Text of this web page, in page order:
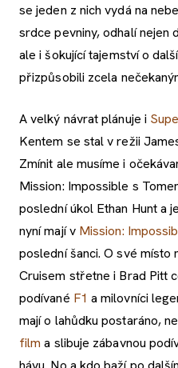
se jeden z nich vydá na
srdce pevniny, odhalí nejen
ale i šokující tajemství o
přizpůsobili zcela
A velký návrat plánuje i
Kentem se stal v režii
Zmínit ale musíme i
Mission: Impossible s
poslední úkol Ethan Hunt a
nyní mají v Mission:
poslední šanci. O své místo
Cruisem střetne i Brad Pitt
podívané F1 a milovníci
mají o lahůdku postaráno,
film a slibuje zábavnou